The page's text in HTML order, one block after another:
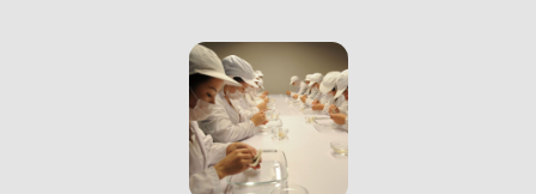
统、线路系统、绿化系统、仓储、店面、停车场、垃
圾房组成，这种环境非...